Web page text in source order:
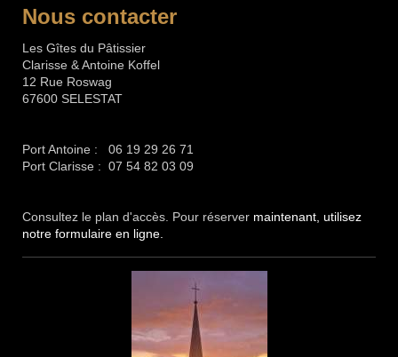
Nous contacter
Les Gîtes du Pâtissier
Clarisse & Antoine Koffel
12 Rue Roswag
67600 SELESTAT
Port Antoine : 06 19 29 26 71
Port Clarisse : 07 54 82 03 09
Consultez le plan d'accès . Pour réserver maintenant, utilisez
notre formulaire en ligne